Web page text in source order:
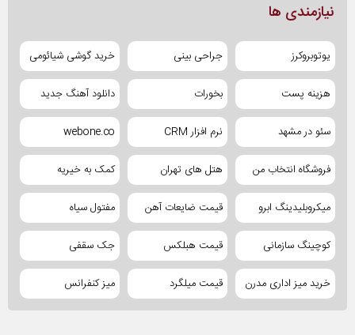
نیازمندی ها
یوتوبروکرز جراحی بینی خرید گوشی شیائومی
هزینه پست بخورات دانلود آهنگ جدید
سئو در مشهد نرم افزار CRM webone.co
فروشگاه انتخاب من هتل های تهران کمک به خیریه
میکروبلیدینگ ابرو قیمت ضایعات آهن مفتول سیاه
کوچینگ سازمانی قیمت هبلکس جک سقفی
خرید میز اداری مدرن قیمت میلگرد میز کنفرانس